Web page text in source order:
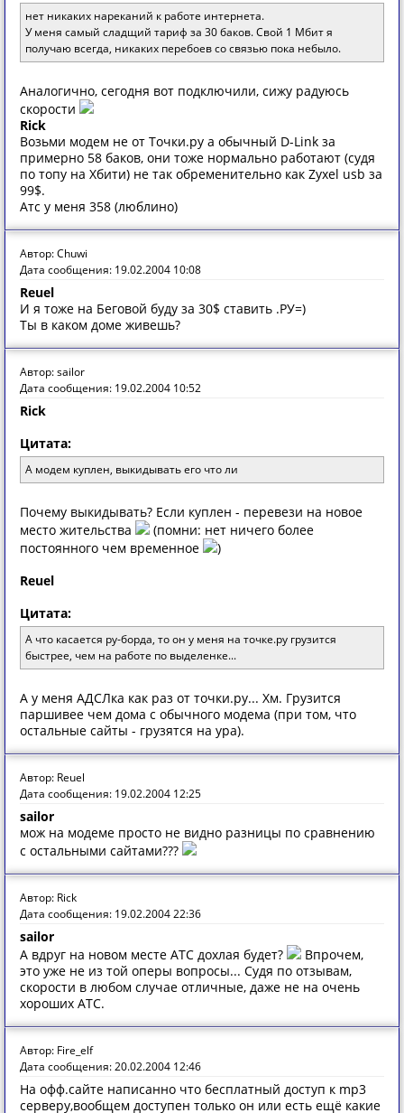
нет никаких нареканий к работе интернета.
У меня самый сладщий тариф за 30 баков. Свой 1 Мбит я
получаю всегда, никаких перебоев со связью пока небыло.
Аналогично, сегодня вот подключили, сижу радуюсь
скорости
Rick
Возьми модем не от Точки.ру а обычный D-Link за
примерно 58 баков, они тоже нормально работают (судя
по топу на Хбити) не так обременительно как Zyxel usb за
99$.
Атс у меня 358 (люблино)
Автор: Chuwi
Дата сообщения: 19.02.2004 10:08
Reuel
И я тоже на Беговой буду за 30$ ставить .РУ=)
Ты в каком доме живешь?
Автор: sailor
Дата сообщения: 19.02.2004 10:52
Rick
Цитата:
А модем куплен, выкидывать его что ли
Почему выкидывать? Если куплен - перевези на новое
место жительства
(помни: нет ничего более
постоянного чем временное
)
Reuel
Цитата:
А что касается ру-борда, то он у меня на точке.ру грузится
быстрее, чем на работе по выделенке...
А у меня АДСЛка как раз от точки.ру... Хм. Грузится
паршивее чем дома с обычного модема (при том, что
остальные сайты - грузятся на ура).
Автор: Reuel
Дата сообщения: 19.02.2004 12:25
sailor
мож на модеме просто не видно разницы по сравнению
с остальными сайтами???
Автор: Rick
Дата сообщения: 19.02.2004 22:36
sailor
А вдруг на новом месте АТС дохлая будет?
Впрочем,
это уже не из той оперы вопросы... Судя по отзывам,
скорости в любом случае отличные, даже не на очень
хороших АТС.
Автор: Fire_elf
Дата сообщения: 20.02.2004 12:46
На офф.сайте написанно что бесплатный доступ к mp3
серверу,вообщем доступен только он или есть ещё какие